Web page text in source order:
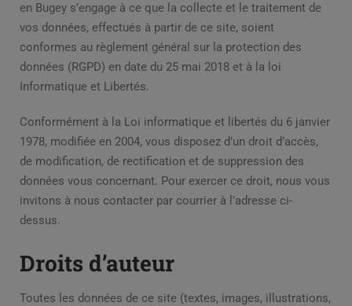
en Bugey s’engage à ce que la collecte et le traitement de
vos données, effectués à partir de ce site, soient
conformes au règlement général sur la protection des
données (RGPD) en date du 25 mai 2018 et à la loi
Informatique et Libertés.
Conformément à la Loi informatique et libertés du 6 janvier
1978, modifiée en 2004, vous disposez d’un droit d’accès,
de modification, de rectification et de suppression des
données vous concernant. Pour exercer ce droit, nous vous
invitons à nous contacter par courrier à l’adresse ci-
dessus.
Droits d’auteur
Toutes les données de ce site (textes, images, illustrations,